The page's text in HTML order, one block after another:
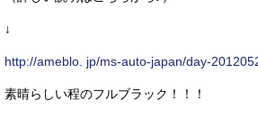
↓
http://ameblo. jp/ms-auto-japan/day-
素晴らしい程のフルブラック！！！